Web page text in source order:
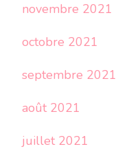
novembre 2021
octobre 2021
septembre 2021
août 2021
juillet 2021